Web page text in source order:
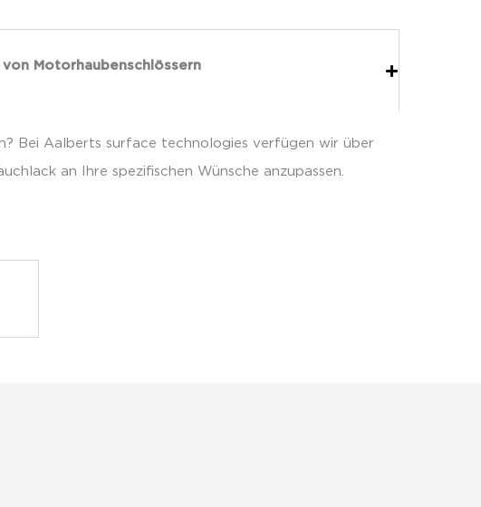
Motorhaubenschlössern
Bei Aalberts surface technologies verfügen wir über
an Ihre spezifischen Wünsche anzupassen.